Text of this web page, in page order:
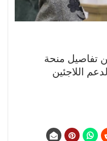
تفاصيل منحة
يورو لدعم اللاجئين